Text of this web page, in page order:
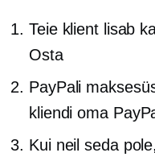
Teie klient lisab
Osta
PayPali
kliendi oma
Kui neil seda